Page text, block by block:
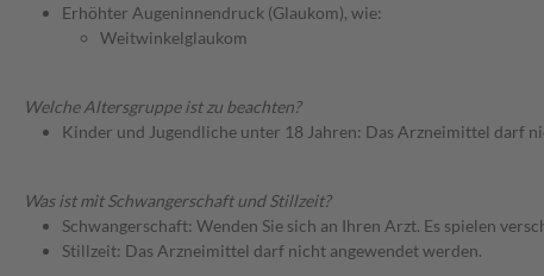
Erhöhter Augeninnendruck (Glaukom), wie:
Weitwinkelglaukom
Welche Altersgruppe ist zu beachten?
Kinder und Jugendliche unter 18 Jahren: Das Arzneimittel darf
Was ist mit Schwangerschaft und Stillzeit?
Schwangerschaft: Wenden Sie sich an Ihren Arzt. Es spielen
Stillzeit: Das Arzneimittel darf nicht angewendet werden.